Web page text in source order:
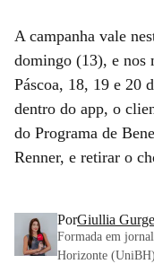
A campanha vale
domingo (13), e nos
Páscoa, 18, 19 e 20
dentro do app, o
do Programa de
Renner, e retirar o
PorGiullia
Formada em
Horizonte